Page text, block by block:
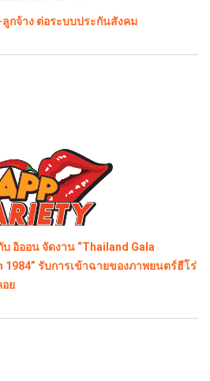
กจ้าง ต่อระบบประกันสังคม
อิออน จัดงาน “Thailand Gala
1984” รับการเข้าฉายของภาพยนตร์ฮีโร่
ย